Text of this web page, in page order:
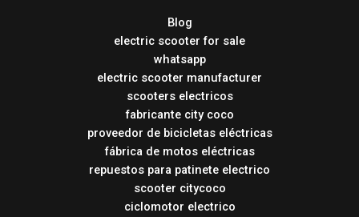
Blog
electric scooter for sale
whatsapp
electric scooter manufacturer
scooters electricos
fabricante city coco
proveedor de bicicletas eléctricas
fábrica de motos eléctricas
repuestos para patinete electrico
scooter citycoco
ciclomotor electrico